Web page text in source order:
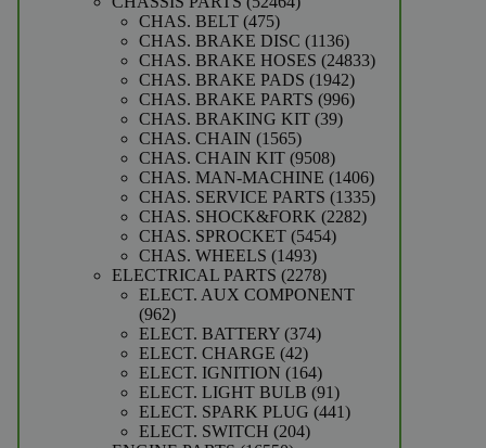
CHAS. BELT 475475
producten
CHAS. BRAKE DISC 11361136
producten
CHAS. BRAKE HOSES 2483324833
CHAS. BRAKE PADS 19421942
producten
CHAS. BRAKE PARTS 996996
CHAS. BRAKING KIT 3939
CHAS. CHAIN 15651565
producten
CHAS. CHAIN KIT 95089508
producten
CHAS. MAN-MACHINE 14061406
producten
CHAS. SERVICE PARTS 13351335
CHAS. SHOCK&FORK 22822282
CHAS. SPROCKET 54545454
CHAS. WHEELS 14931493
producten
ELECTRICAL PARTS 22782278
producten
ELECT. AUX COMPONENT
962962
producten
ELECT. BATTERY 374374
ELECT. CHARGE 4242
producten
ELECT. IGNITION 164164
producten
ELECT. LIGHT BULB 9191
producten
ELECT. SPARK PLUG 441441
ELECT. SWITCH 204204